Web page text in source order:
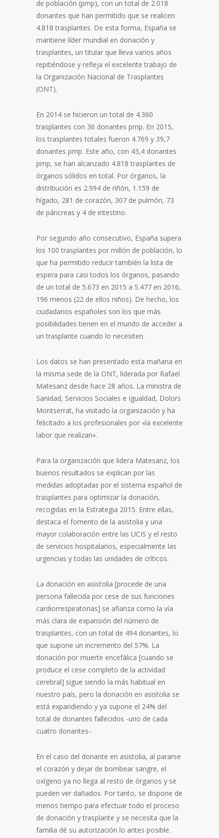
de población (pmp), con un total de 2.018
donantes que han permitido que se realicen
4.818 trasplantes. De esta forma, España se
mantiene líder mundial en donación y
trasplantes, un titular que lleva varios años
repitiéndose y refleja el excelente trabajo de
la Organización Nacional de Trasplantes
(ONT).
En 2014 se hicieron un total de 4.360
trasplantes con 36 donantes pmp. En 2015,
los trasplantes totales fueron 4.769 y 39,7
donantes pmp. Este año, con 43,4 donantes
pmp, se han alcanzado 4.818 trasplantes de
órganos sólidos en total. Por órganos, la
distribución es 2.994 de riñón, 1.159 de
hígado, 281 de corazón, 307 de pulmón, 73
de páncreas y 4 de intestino.
Por segundo año consecutivo, España supera
los 100 trasplantes por millón de población, lo
que ha permitido reducir también la lista de
espera para casi todos los órganos, pasando
de un total de 5.673 en 2015 a 5.477 en 2016,
196 menos (22 de ellos niños). De hecho, los
ciudadanos españoles son los que más
posibilidades tienen en el mundo de acceder a
un trasplante cuando lo necesiten.
Los datos se han presentado esta mañana en
la misma sede de la ONT, liderada por Rafael
Matesanz desde hace 28 años. La ministra de
Sanidad, Servicios Sociales e Igualdad, Dolors
Montserrat, ha visitado la organización y ha
felicitado a los profesionales por «la excelente
labor que realizan».
Para la organización que lidera Matesanz, los
buenos resultados se explican por las
medidas adoptadas por el sistema español de
trasplantes para optimizar la donación,
recogidas en la Estrategia 2015. Entre ellas,
destaca el fomento de la asistolia y una
mayor colaboración entre las UCIS y el resto
de servicios hospitalarios, especialmente las
urgencias y todas las unidades de críticos.
La donación en asistolia [procede de una
persona fallecida por cese de sus funciones
cardiorrespiratorias] se afianza como la vía
más clara de expansión del número de
trasplantes, con un total de 494 donantes, lo
que supone un incremento del 57%. La
donación por muerte encefálica [cuando se
produce el cese completo de la actividad
cerebral] sigue siendo la más habitual en
nuestro país, pero la donación en asistolia se
está expandiendo y ya supone el 24% del
total de donantes fallecidos -uno de cada
cuatro donantes-.
En el caso del donante en asistolia, al pararse
el corazón y dejar de bombear sangre, el
oxígeno ya no llega al resto de órganos y se
pueden ver dañados. Por tanto, se dispone de
menos tiempo para efectuar todo el proceso
de donación y trasplante y se necesita que la
familia dé su autorización lo antes posible.